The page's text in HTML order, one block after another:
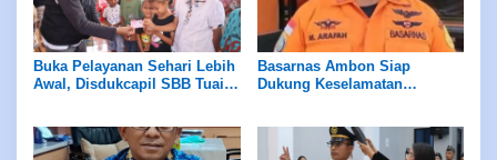
Buka Pelayanan Sehari Lebih
Awal, Disdukcapil SBB Tuai
Basarnas Ambon Siap
Dukung Keselamatan
Penunjang